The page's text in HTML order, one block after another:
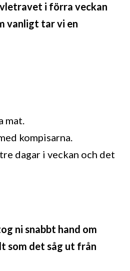
i förra veckan
vanligt tar vi en
mat.
kompisarna.
dagar i veckan och det
ni snabbt hand om
som det såg ut från